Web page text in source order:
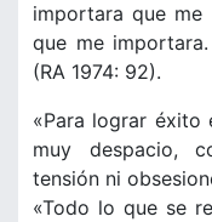
importara que me
que me
(RA 1974: 92).
«Para lograr éxito
muy despacio,
tensión ni
«Todo lo que se